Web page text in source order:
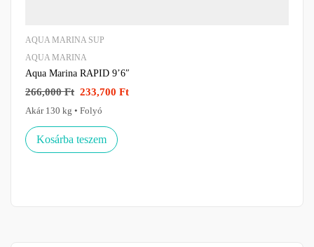
AQUA MARINA SUP
AQUA MARINA
Aqua Marina RAPID 9’6″
266,000Ft 233,700 Ft
Akár 130 kg • Folyó
Kosárba teszem